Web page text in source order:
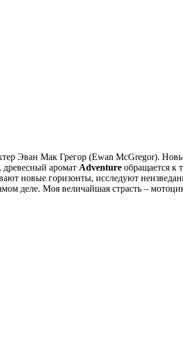
Эван Мак Грегор (Ewan McGregor).
аромат Adventure обращается к
новые горизонты, исследуют
деле. Моя величайшая страсть –